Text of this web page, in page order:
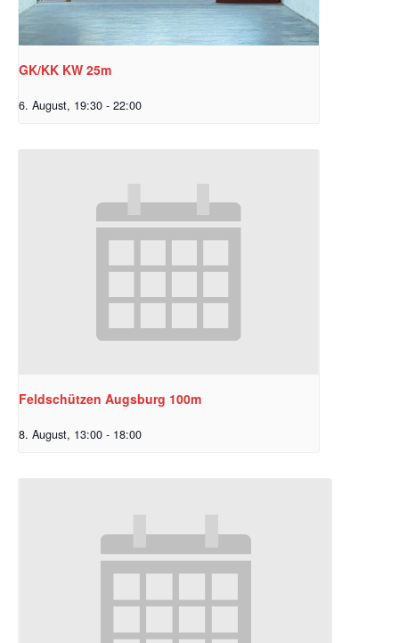
GK/KK KW 25m
6. August, 19:30 - 22:00
Feldschützen Augsburg 100m
8. August, 13:00 - 18:00